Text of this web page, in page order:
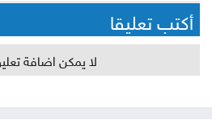
أكتب تعليقا
لا يمكن اضافة